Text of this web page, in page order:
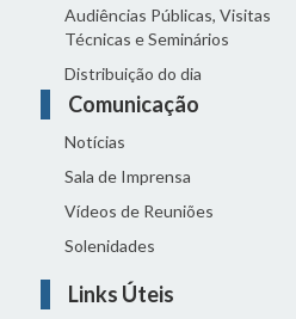
Audiências Públicas, Visitas
Técnicas e Seminários
Distribuição do dia
Comunicação
Notícias
Sala de Imprensa
Vídeos de Reuniões
Solenidades
Links Úteis